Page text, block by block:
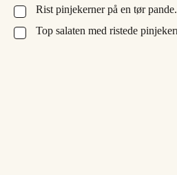
▢
Rist pinjekerner på en tør
▢
Top salaten med ristede